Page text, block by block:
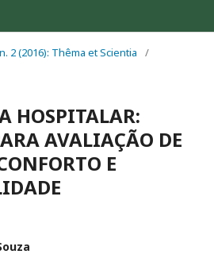
2 (2016): Thêma et Scientia
/
HOSPITALAR:
AVALIAÇÃO DE
E